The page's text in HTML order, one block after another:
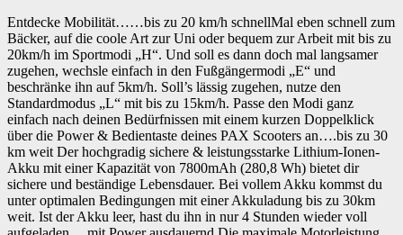
Entdecke Mobilität……bis zu 20 km/h schnellMal eben schnell zum
Bäcker, auf die coole Art zur Uni oder bequem zur Arbeit mit bis zu
20km/h im Sportmodi „H“. Und soll es dann doch mal langsamer
zugehen, wechsle einfach in den Fußgängermodi „E“ und
beschränke ihn auf 5km/h. Soll’s lässig zugehen, nutze den
Standardmodus „L“ mit bis zu 15km/h. Passe den Modi ganz
einfach nach deinen Bedürfnissen mit einem kurzen Doppelklick
über die Power & Bedientaste deines PAX Scooters an….bis zu 30
km weit Der hochgradig sichere & leistungsstarke Lithium-Ionen-
Akku mit einer Kapazität von 7800mAh (280,8 Wh) bietet dir
sichere und beständige Lebensdauer. Bei vollem Akku kommst du
unter optimalen Bedingungen mit einer Akkuladung bis zu 30km
weit. Ist der Akku leer, hast du ihn in nur 4 Stunden wieder voll